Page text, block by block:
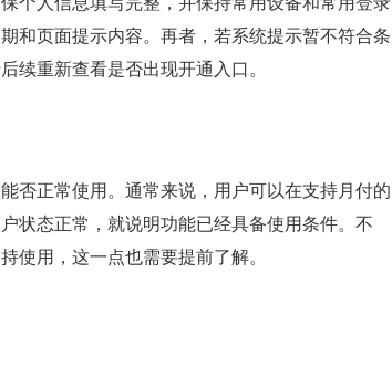
和页面提示内容。再者，若系统提示暂不符合条
续重新查看是否出现开通入口。
否正常使用。通常来说，用户可以在支持月付的
状态正常，就说明功能已经具备使用条件。不
使用，这一点也需要提前了解。